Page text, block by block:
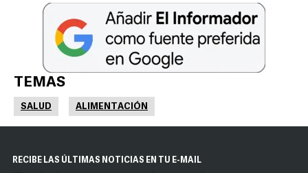
TEMAS
SALUD ALIMENTACIÓN
RECIBE LAS ÚLTIMAS NOTICIAS EN TU E-MAIL